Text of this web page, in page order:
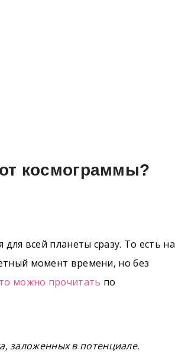
космограммы?
всей планеты сразу. То есть на
момент времени, но без
можно прочитать по
заложенных в потенциале.